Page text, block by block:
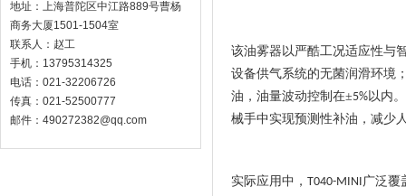
地址：上海普陀区中江路889号曹杨
商务大厦1501-1504室
联系人：赵工
手机：13795314325
电话：021-32206726
传真：021-52500777
邮件：490272382@qq.com
该油雾器以严酷工况适应性与
设备供气系统的无菌润滑环境
油，油量波动控制在±5%以内
械手中实现预测性补油，减少
实际应用中， T040-MINI广泛覆